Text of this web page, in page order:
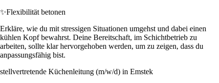
✨Flexibilität betonen
Erkläre, wie du mit stressigen Situationen umgehst und dabei einen
kühlen Kopf bewahrst. Deine Bereitschaft, im Schichtbetrieb zu
arbeiten, sollte klar hervorgehoben werden, um zu zeigen, dass du
anpassungsfähig bist.
stellvertretende Küchenleitung (m/w/d) in Emstek